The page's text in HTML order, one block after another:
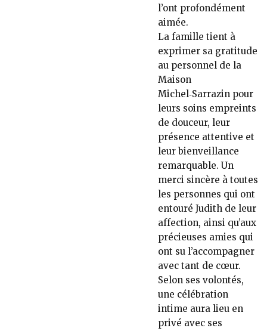
l’ont profondément
aimée.
La famille tient à
exprimer sa gratitude
au personnel de la
Maison
Michel‑Sarrazin pour
leurs soins empreints
de douceur, leur
présence attentive et
leur bienveillance
remarquable. Un
merci sincère à toutes
les personnes qui ont
entouré Judith de leur
affection, ainsi qu’aux
précieuses amies qui
ont su l’accompagner
avec tant de cœur.
Selon ses volontés,
une célébration
intime aura lieu en
privé avec ses